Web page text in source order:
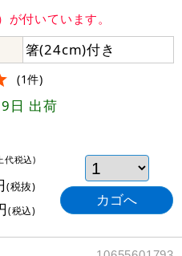
が付いています。
箸(24cm)付き
(1件)
日 出荷
代税込)
(税抜)
(税込)